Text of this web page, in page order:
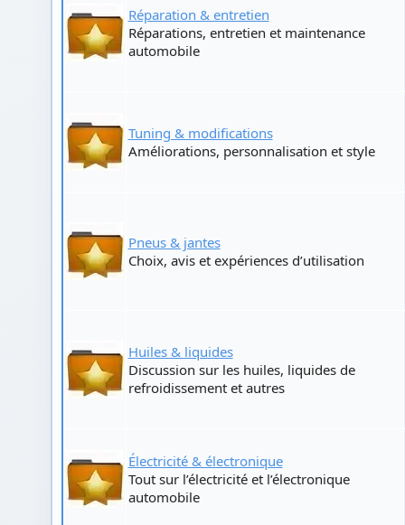
Réparation & entretien
Réparations, entretien et maintenance
automobile
Tuning & modifications
Améliorations, personnalisation et style
Pneus & jantes
Choix, avis et expériences d’utilisation
Huiles & liquides
Discussion sur les huiles, liquides de
refroidissement et autres
Électricité & électronique
Tout sur l’électricité et l’électronique
automobile